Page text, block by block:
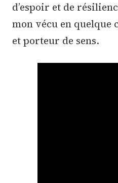
d’espoir et de
mon vécu en quelque
et porteur de sens.